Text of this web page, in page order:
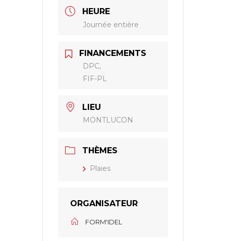
HEURE
Journée entière
FINANCEMENTS
DPC,
FIF-PL
LIEU
MONTLUCON
THÈMES
Plaies
ORGANISATEUR
FORM'IDEL